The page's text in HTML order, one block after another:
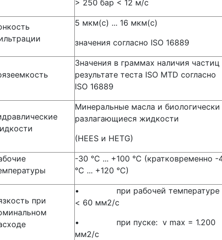
> 250 бар < 12 м/с
5 мкм(с) ... 16 мкм(с)
значения согласно ISО 16889
Значения в граммах наличия частиц
результате теста ISO MTD согласно
ISO 16889
Минеральные масла и биологически
разлагающиеся жидкости
(HEES и HETG)
-30 °C ... +100 °C (кратковременно -
°C ... +120 °C)
при
• при рабочей температуре
< 60 мм2/с
• при пуске: v max = 1.200
мм2/с